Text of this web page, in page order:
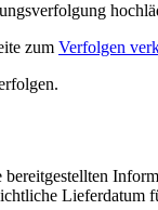
zum Verfolgen
Lieferdatum